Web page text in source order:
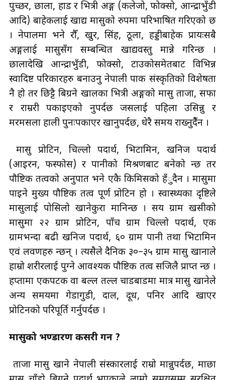
पुच्छर, छाला, हाड र भित्री अङ्ग (कलेजो, फोक्सो, आन्द्राभुँडी
आदि) बाहेकलाई खाद्य मासुको रुपमा परिभाषित गरिएको छ
। नेपालमा भने रौँ, खुर, सिंह, ठूला, हड्डीबाहेक प्रायःसबै
अङ्गलाई मासुसँग सम्बन्धित खाद्यवस्तु मान्ने गरिन्छ ।
छालादेखि आन्द्राभुँडी, फोक्सो, टाउकोसमेतबाट विभिन्न
स्वादिष्ट परिकारहरु बनाउनु नेपाली पाक संस्कृतिको विशेषता
नै हो तर छिट्टै बिग्रने खालका भित्री अङ्गको मासु ताजा, सफा
र राम्ररी पकाइएको हुनुपर्दछ जसलाई पहिला उसिन्नु र
मरमसला हाली पुनःपकाएर खानुपर्दछ, धेरै समय राख्नुहुँदैन ।
मासु प्रोटिन, चिल्लो पदार्थ, भिटामिन, खनिज पदार्थ
(आइरन, फस्फोस) र पानीको मिश्रणबाट बनेको हुन्छ तर
पौष्टिक तत्वको अनुपात भने एकै किमिसको हँुदैन । मासुमा
पाइने मुख्य पौष्टिक तत्व पूर्ण प्रोटिन हो । स्वास्थ्यका दृष्टिले
मासुलाई पोसिलो खानेकुरा मानिन्छ । सय ग्राम खसीको
मासुमा २२ ग्राम प्रोटिन, पाँच ग्राम चिल्लो पदार्थ, एक
ग्रामभन्दा बढी खनिज पदार्थ, ६० ग्राम पानी तथा भिटामिन
एवं लवणहरु हुन्छन् । त्यसैले दैनिक ३०–३५ ग्राम मासु खानाले
हाम्रो शरीरलाई पुग्ने आवश्यक पौष्टिक तत्व सजिलै प्राप्त हुन्छ ।
हप्तामा एकपटक वा बल्ल तल्ल चाडबाडमा मात्र मासु खानेले
अन्य समयमा गेडागुडी, दाल, दूध, पनिर आदि खाएर
प्रोटिनको परिपूर्ति गर्नुपर्दछ ।
मासुको भण्डारण कसरी गर्ने ?
ताजा मासु खाने नेपाली संस्कारलाई राम्रो मान्नुपर्दछ, माछा